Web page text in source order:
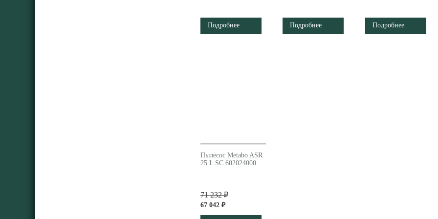
Подробнее Подробнее Подробнее
Пылесос Metabo ASR
25 L SC 602024000
71 232 ₽
67 042 ₽